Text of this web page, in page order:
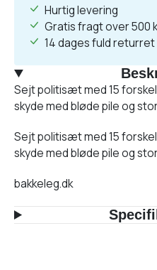
Hurtig levering
Gratis fragt over 500
14 dages fuld returret
Sejt politisæt med 15
skyde med bløde pile og
Sejt politisæt med 15
skyde med bløde pile og
bakkeleg.dk